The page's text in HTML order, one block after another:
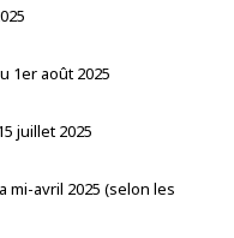
1er août 2025
juillet 2025
mi-avril 2025 (selon les